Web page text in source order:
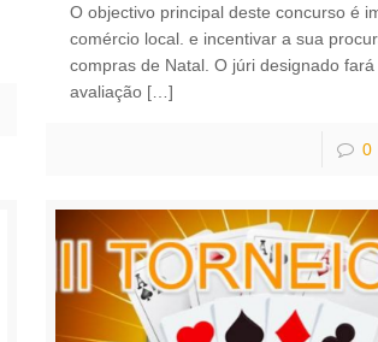
O objectivo principal deste concurso é
comércio local. e incentivar a sua
compras de Natal. O júri designado fará
avaliação […]
0